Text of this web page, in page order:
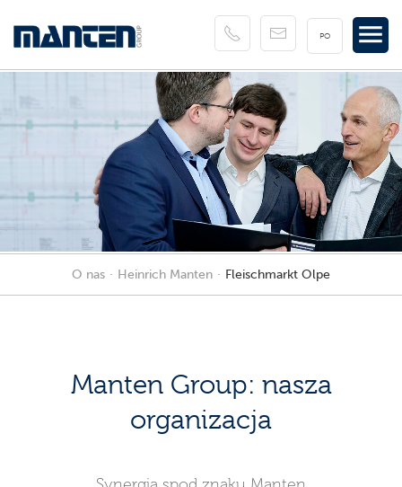
PO
O nas Heinrich Manten Fleischmarkt Olpe
Manten Group: nasza
organizacja